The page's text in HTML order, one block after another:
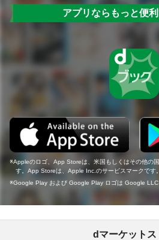
アプリならもっと便利
Appleのロゴ、App Storeは、米国もしくはその他の
す。App Storeは、Apple Inc.のサービスマークです。
Google Play および Google Play ロゴは Google LLC
dマーケットス